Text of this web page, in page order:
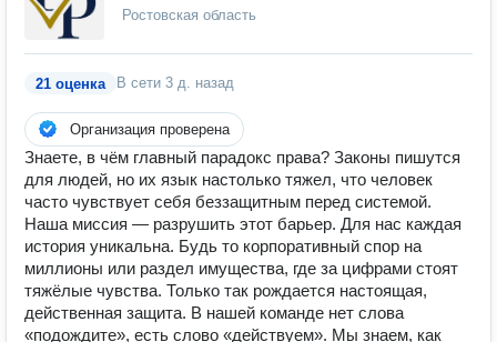
Ростовская область
21 оценка В сети 3 д. назад
Организация проверена
Знаете, в чём главный парадокс права? Законы пишутся
для людей, но их язык настолько тяжел, что человек
часто чувствует себя беззащитным перед системой.
Наша миссия — разрушить этот барьер. Для нас каждая
история уникальна. Будь то корпоративный спор на
миллионы или раздел имущества, где за цифрами стоят
тяжёлые чувства. Только так рождается настоящая,
действенная защита. В нашей команде нет слова
«подождите», есть слово «действуем». Мы знаем, как